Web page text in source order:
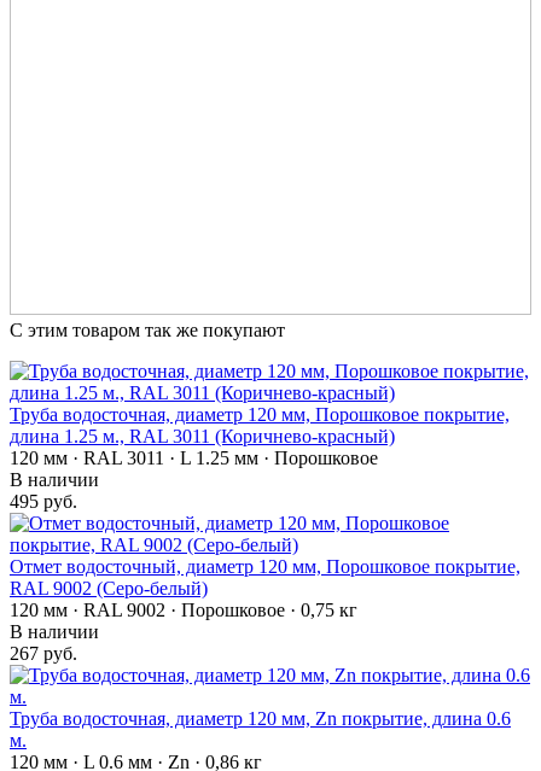
С этим товаром так же покупают
Труба водосточная, диаметр 120 мм, Порошковое покрытие,
длина 1.25 м., RAL 3011 (Коричнево-красный)
120 мм · RAL 3011 · L 1.25 мм · Порошковое
В наличии
495 руб.
Отмет водосточный, диаметр 120 мм, Порошковое покрытие,
RAL 9002 (Серо-белый)
120 мм · RAL 9002 · Порошковое · 0,75 кг
В наличии
267 руб.
Труба водосточная, диаметр 120 мм, Zn покрытие, длина 0.6
м.
120 мм · L 0.6 мм · Zn · 0,86 кг